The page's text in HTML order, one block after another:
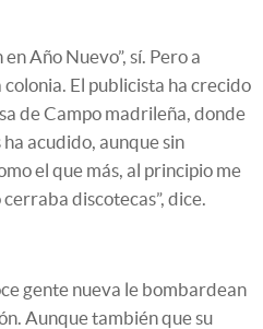
Año Nuevo”, sí. Pero a
El publicista ha crecido
de Campo madrileña, donde
acudido, aunque sin
el que más, al principio me
discotecas”, dice.
gente nueva le bombardean
Aunque también que su